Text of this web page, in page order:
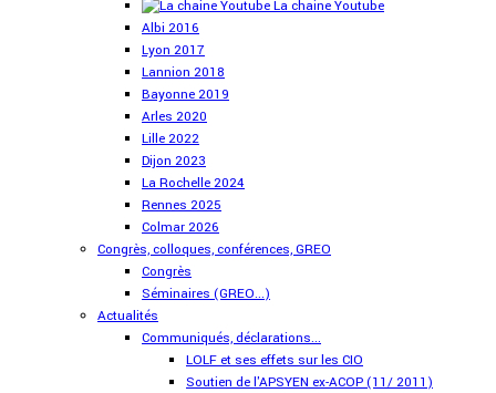
La chaine Youtube
Albi 2016
Lyon 2017
Lannion 2018
Bayonne 2019
Arles 2020
Lille 2022
Dijon 2023
La Rochelle 2024
Rennes 2025
Colmar 2026
Congrès, colloques, conférences, GREO
Congrès
Séminaires (GREO...)
Actualités
Communiqués, déclarations...
LOLF et ses effets sur les CIO
Soutien de l'APSYEN ex-ACOP (11/ 2011)